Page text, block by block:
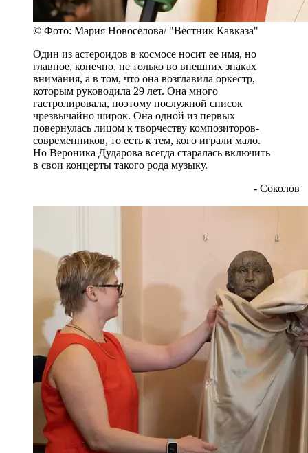
© Фото: Мария Новоселова/ "Вестник Кавказа"
Один из астероидов в космосе носит ее имя, но
главное, конечно, не только во внешних знаках
внимания, а в том, что она возглавила оркестр,
которым руководила 29 лет. Она много
гастролировала, поэтому послужной список
чрезвычайно широк. Она одной из первых
повернулась лицом к творчеству композиторов-
современников, то есть к тем, кого играли мало.
Но Вероника Дударова всегда старалась включить
в свои концерты такого рода музыку.
- Соколов